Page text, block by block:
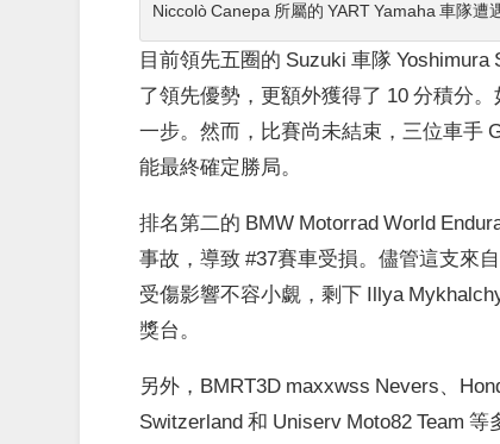
Niccolò Canepa 所屬的 YART Yamaha 車隊遭
目前領先五圈的 Suzuki 車隊 Yoshimura
了領先優勢，更額外獲得了 10 分積分。
一步。然而， 比賽尚未結束， 三位車手
能最終確定勝局。
排名第二的 BMW Motorrad World
事故，導致 #37賽車受損。儘管這支來
受傷影響不容小覷，剩下 Illya
獎台。
另外， BMRT3D maxxwss Nevers、
Switzerland 和 Uniserv Moto82 Team